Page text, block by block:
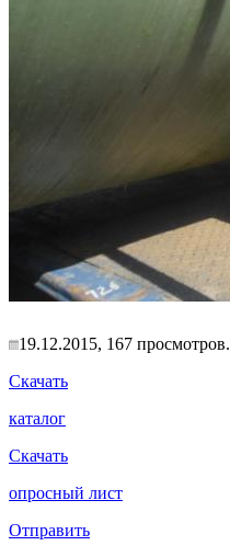
19.12.2015, 167 просмотров.
Скачать
каталог
Скачать
опросный лист
Отправить